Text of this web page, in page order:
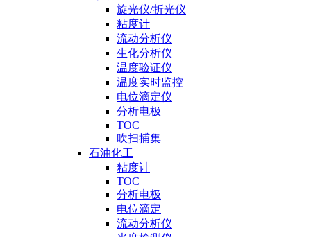
旋光仪/折光仪
粘度计
流动分析仪
生化分析仪
温度验证仪
温度实时监控
电位滴定仪
分析电极
TOC
吹扫捕集
石油化工
粘度计
TOC
分析电极
电位滴定
流动分析仪